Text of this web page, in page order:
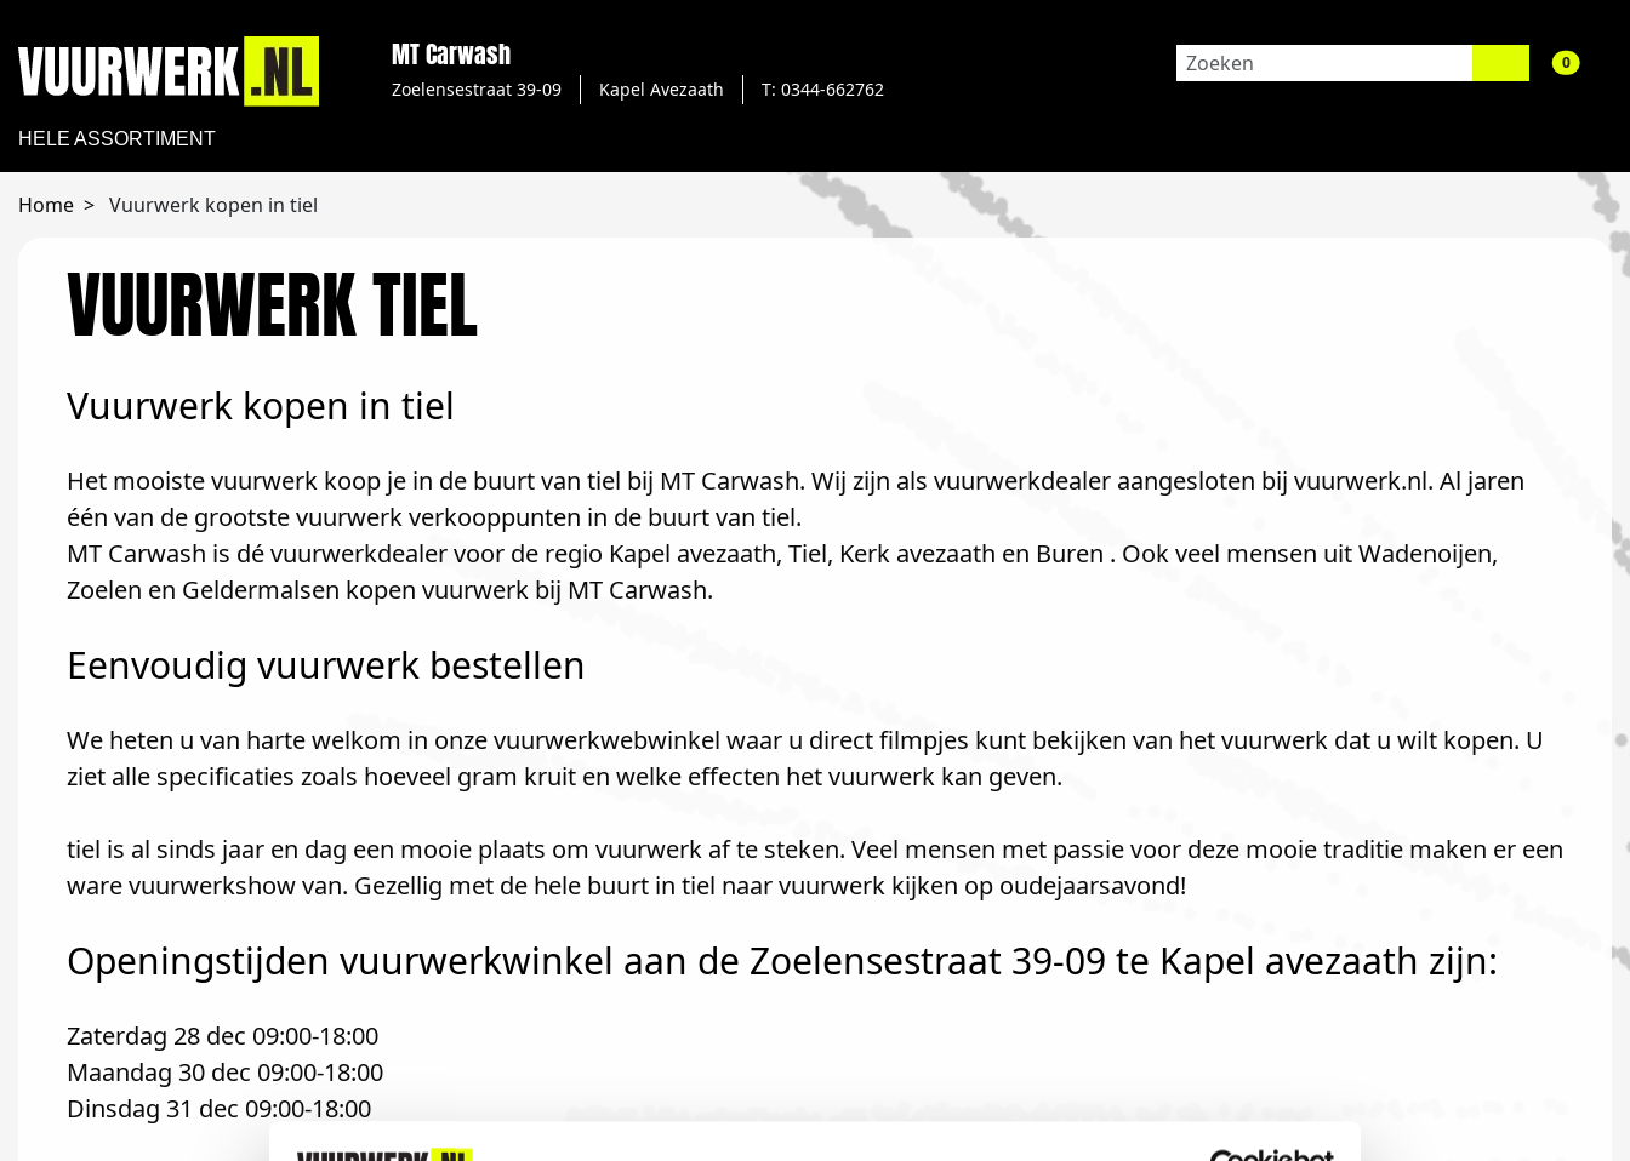
MT Carwash
Zoelensestraat 39-09 Kapel Avezaath T: 0344-662762
0aantal
HELE ASSORTIMENT
Home Vuurwerk kopen in tiel
VUURWERK TIEL
Vuurwerk kopen in tiel
Het mooiste vuurwerk koop je in de buurt van tiel bij MT Carwash. Wij zijn als vuurwerkdealer aangesloten bij vuurwerk.nl. Al jaren
één van de grootste vuurwerk verkooppunten in de buurt van tiel.
MT Carwash is dé vuurwerkdealer voor de regio Kapel avezaath, Tiel, Kerk avezaath en Buren . Ook veel mensen uit Wadenoijen,
Zoelen en Geldermalsen kopen vuurwerk bij MT Carwash.
Eenvoudig vuurwerk bestellen
We heten u van harte welkom in onze vuurwerkwebwinkel waar u direct filmpjes kunt bekijken van het vuurwerk dat u wilt kopen. U
ziet alle specificaties zoals hoeveel gram kruit en welke effecten het vuurwerk kan geven.
tiel is al sinds jaar en dag een mooie plaats om vuurwerk af te steken. Veel mensen met passie voor deze mooie traditie maken er een
ware vuurwerkshow van. Gezellig met de hele buurt in tiel naar vuurwerk kijken op oudejaarsavond!
Openingstijden vuurwerkwinkel aan de Zoelensestraat 39-09 te Kapel avezaath zijn:
Zaterdag 28 dec 09:00-18:00
Maandag 30 dec 09:00-18:00
Dinsdag 31 dec 09:00-18:00